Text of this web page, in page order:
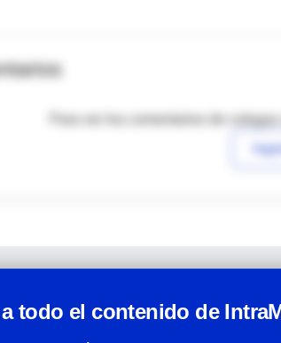
Para ver los comentarios de
a todo el contenido de